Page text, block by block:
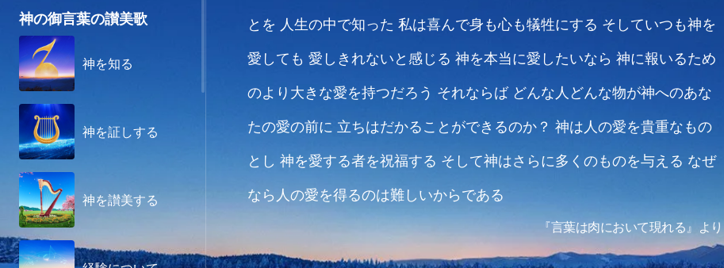
神の御言葉の讃美歌
神を知る
神を証しする
神を讃美する
とを 人生の中で知った 私は喜んで身も心も犠牲にする そしていつも神を
愛しても 愛しきれないと感じる 神を本当に愛したいなら 神に報いるため
のより大きな愛を持つだろう それならば どんな人どんな物が神へのあな
たの愛の前に 立ちはだかることができるのか？ 神は人の愛を貴重なもの
とし 神を愛する者を祝福する そして神はさらに多くのものを与える なぜ
なら人の愛を得るのは難しいからである
『言葉は肉において現れる』より